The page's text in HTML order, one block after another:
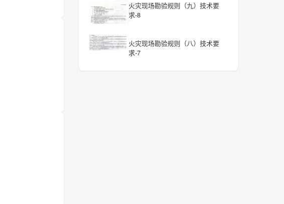
火灾现场勘验规则（九）技术要
求-8
火灾现场勘验规则（八）技术要
求-7